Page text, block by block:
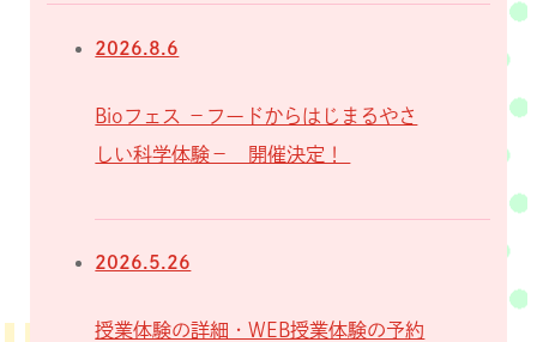
Bioフェス －フードからはじまるやさ
しい科学体験－ 開催決定！
2026.8.6
授業体験の詳細・WEB授業体験の予約
2026.5.26